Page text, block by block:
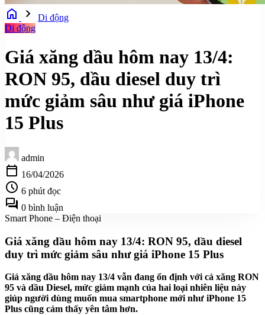
home chevron_right
Di động
Di động
Giá xăng dầu hôm nay 13/4:
RON 95, dầu diesel duy trì
mức giảm sâu như giá iPhone
15 Plus
admin
calendar_today 16/04/2026
schedule 6 phút đọc
forum 0 bình luận
Smart Phone – Điện thoại
Giá xăng dầu hôm nay 13/4: RON 95, dầu diesel
duy trì mức giảm sâu như giá iPhone 15 Plus
Giá xăng dầu hôm nay 13/4 vẫn đang ổn định với cả xăng RON
95 và dầu Diesel, mức giảm mạnh của hai loại nhiên liệu này
giúp người dùng muốn mua smartphone mới như iPhone 15
Plus cũng cảm thấy yên tâm hơn.